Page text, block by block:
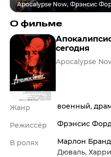
Apocalypse Now, Фрэнсис
О фильме
сегодня
Apocalypse
Жанр военный,
Режиссёр Фрэнсис
В ролях Марлон
Дюваль,